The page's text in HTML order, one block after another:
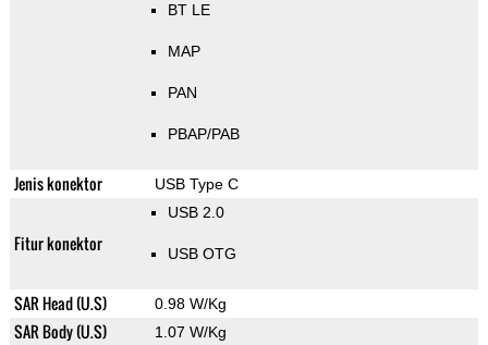
BT LE
MAP
PAN
PBAP/PAB
Jenis konektor USB Type C
Fitur konektor
USB 2.0
USB OTG
SAR Head (U.S) 0.98 W/Kg
SAR Body (U.S) 1.07 W/Kg